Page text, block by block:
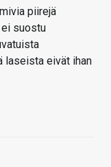
piirejä
suostu
laseista eivät ihan